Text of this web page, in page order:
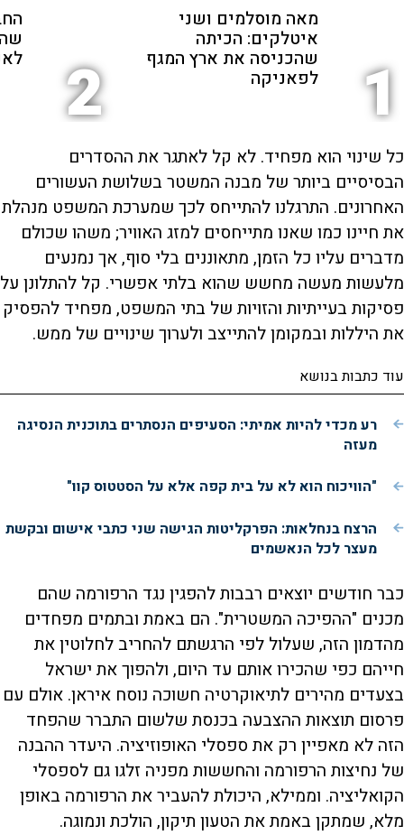
1
מאה מוסלמים ושני
איטלקים: הכיתה
שהכניסה את ארץ המגף
לפאניקה 2
כל שינוי הוא מפחיד. לא קל לאתגר את ההסדרים
הבסיסיים ביותר של מבנה המשטר בשלושת העשורים
האחרונים. התרגלנו להתייחס לכך שמערכת המשפט מנהלת
את חיינו כמו שאנו מתייחסים למזג האוויר; משהו שכולם
מדברים עליו כל הזמן, מתאוננים בלי סוף, אך נמנעים
מלעשות מעשה מחשש שהוא בלתי אפשרי. קל להתלונן על
פסיקות בעייתיות והזויות של בתי המשפט, מפחיד להפסיק
את היללות ובמקומן להתייצב ולערוך שינויים של ממש.
עוד כתבות בנושא
רע מכדי להיות אמיתי: הסעיפים הנסתרים בתוכנית הנסיגה
מעזה
"הוויכוח הוא לא על בית קפה אלא על הסטטוס קוו"
הרצח בנחלאות: הפרקליטות הגישה שני כתבי אישום ובקשת
מעצר לכל הנאשמים
כבר חודשים יוצאים רבבות להפגין נגד הרפורמה שהם
מכנים "ההפיכה המשטרית". הם באמת ובתמים מפחדים
מהדמון הזה, שעלול לפי הרגשתם להחריב לחלוטין את
חייהם כפי שהכירו אותם עד היום, ולהפוך את ישראל
בצעדים מהירים לתיאוקרטיה חשוכה נוסח איראן. אולם עם
פרסום תוצאות ההצבעה בכנסת שלשום התברר שהפחד
הזה לא מאפיין רק את ספסלי האופוזיציה. היעדר ההבנה
של נחיצות הרפורמה והחששות מפניה זלגו גם לספסלי
הקואליציה. וממילא, היכולת להעביר את הרפורמה באופן
מלא, שמתקן באמת את הטעון תיקון, הולכת ונמוגה.